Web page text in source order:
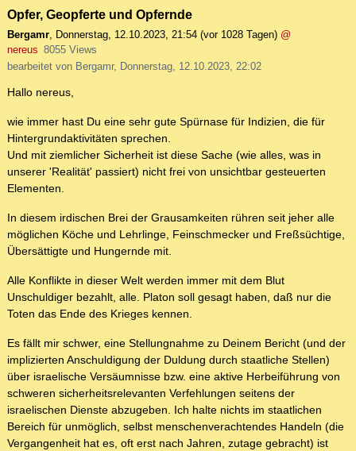
Opfer, Geopferte und Opfernde
Bergamr, Donnerstag, 12.10.2023, 21:54 (vor 1028 Tagen) @
nereus 8055 Views
bearbeitet von Bergamr, Donnerstag, 12.10.2023, 22:02
Hallo nereus,
wie immer hast Du eine sehr gute Spürnase für Indizien, die für
Hintergrundaktivitäten sprechen.
Und mit ziemlicher Sicherheit ist diese Sache (wie alles, was in
unserer 'Realität' passiert) nicht frei von unsichtbar gesteuerten
Elementen.
In diesem irdischen Brei der Grausamkeiten rühren seit jeher alle
möglichen Köche und Lehrlinge, Feinschmecker und Freßsüchtige,
Übersättigte und Hungernde mit.
Alle Konflikte in dieser Welt werden immer mit dem Blut
Unschuldiger bezahlt, alle. Platon soll gesagt haben, daß nur die
Toten das Ende des Krieges kennen.
Es fällt mir schwer, eine Stellungnahme zu Deinem Bericht (und der
implizierten Anschuldigung der Duldung durch staatliche Stellen)
über israelische Versäumnisse bzw. eine aktive Herbeiführung von
schweren sicherheitsrelevanten Verfehlungen seitens der
israelischen Dienste abzugeben. Ich halte nichts im staatlichen
Bereich für unmöglich, selbst menschenverachtendes Handeln (die
Vergangenheit hat es, oft erst nach Jahren, zutage gebracht) ist